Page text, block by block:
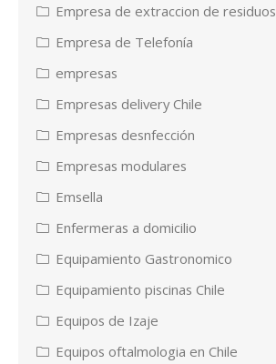
Empresa de extraccion de residuos
Empresa de Telefonía
empresas
Empresas delivery Chile
Empresas desnfección
Empresas modulares
Emsella
Enfermeras a domicilio
Equipamiento Gastronomico
Equipamiento piscinas Chile
Equipos de Izaje
Equipos oftalmologia en Chile